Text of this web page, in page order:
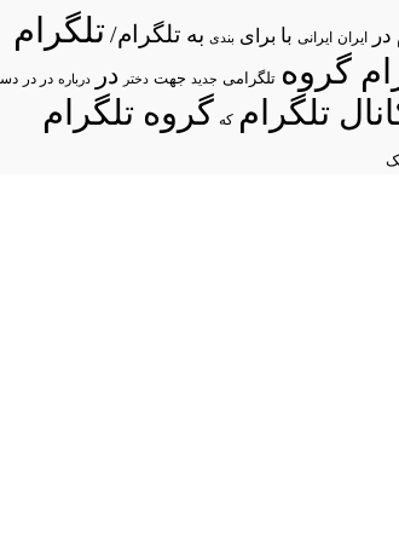
ایران ایرانی با برای بندی به تلگرام/ تلگرام
گروه تلگرامی جدید جهت دختر در درباره در در
تلگرام که گروه تلگرام